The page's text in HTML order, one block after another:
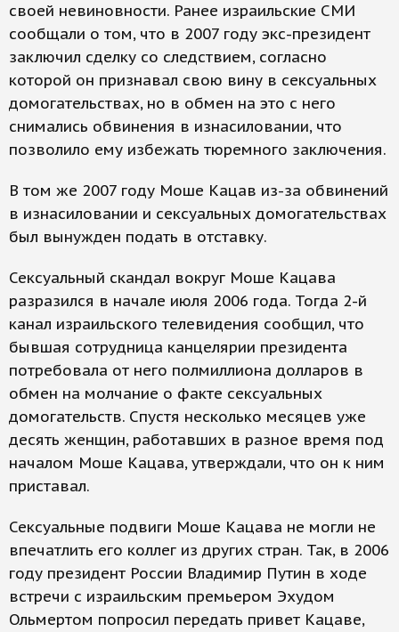
своей невиновности. Ранее израильские СМИ
сообщали о том, что в 2007 году экс-президент
заключил сделку со следствием, согласно
которой он признавал свою вину в сексуальных
домогательствах, но в обмен на это с него
снимались обвинения в изнасиловании, что
позволило ему избежать тюремного заключения.
В том же 2007 году Моше Кацав из-за обвинений
в изнасиловании и сексуальных домогательствах
был вынужден подать в отставку.
Сексуальный скандал вокруг Моше Кацава
разразился в начале июля 2006 года. Тогда 2-й
канал израильского телевидения сообщил, что
бывшая сотрудница канцелярии президента
потребовала от него полмиллиона долларов в
обмен на молчание о факте сексуальных
домогательств. Спустя несколько месяцев уже
десять женщин, работавших в разное время под
началом Моше Кацава, утверждали, что он к ним
приставал.
Сексуальные подвиги Моше Кацава не могли не
впечатлить его коллег из других стран. Так, в 2006
году президент России Владимир Путин в ходе
встречи с израильским премьером Эхудом
Ольмертом попросил передать привет Кацаве,